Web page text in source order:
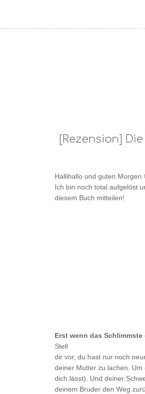
[Rezension]
Hallihallo und guten Morgen
Ich bin noch total aufgelöst
diesem Buch mitteilen!
Erst wenn das
Stell
dir vor, du hast nur noch
deiner Mutter zu lachen.
dich lässt). Und deiner
deinem Bruder den Weg